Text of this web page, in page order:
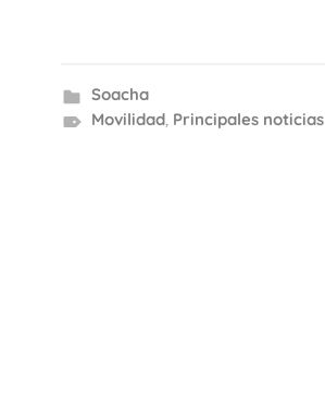
Soacha
Movilidad, Principales noticias